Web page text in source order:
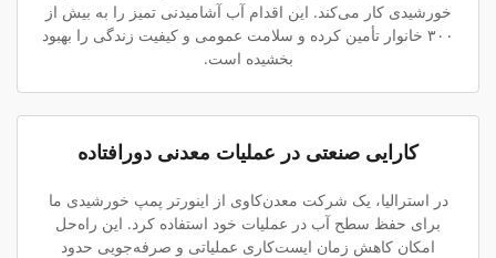
خورشیدی کار می‌کند. این اقدام آب آشامیدنی تمیز را به بیش از
۳۰۰ خانوار تأمین کرده و سلامت عمومی و کیفیت زندگی را بهبود
بخشیده است.
کارایی صنعتی در عملیات معدنی دورافتاده
در استرالیا، یک شرکت معدن‌کاوی از اینورتر پمپ خورشیدی ما
برای حفظ سطح آب در عملیات خود استفاده کرد. این راه‌حل
امکان کاهش زمان ایست‌کاری عملیاتی و صرفه‌جویی حدود